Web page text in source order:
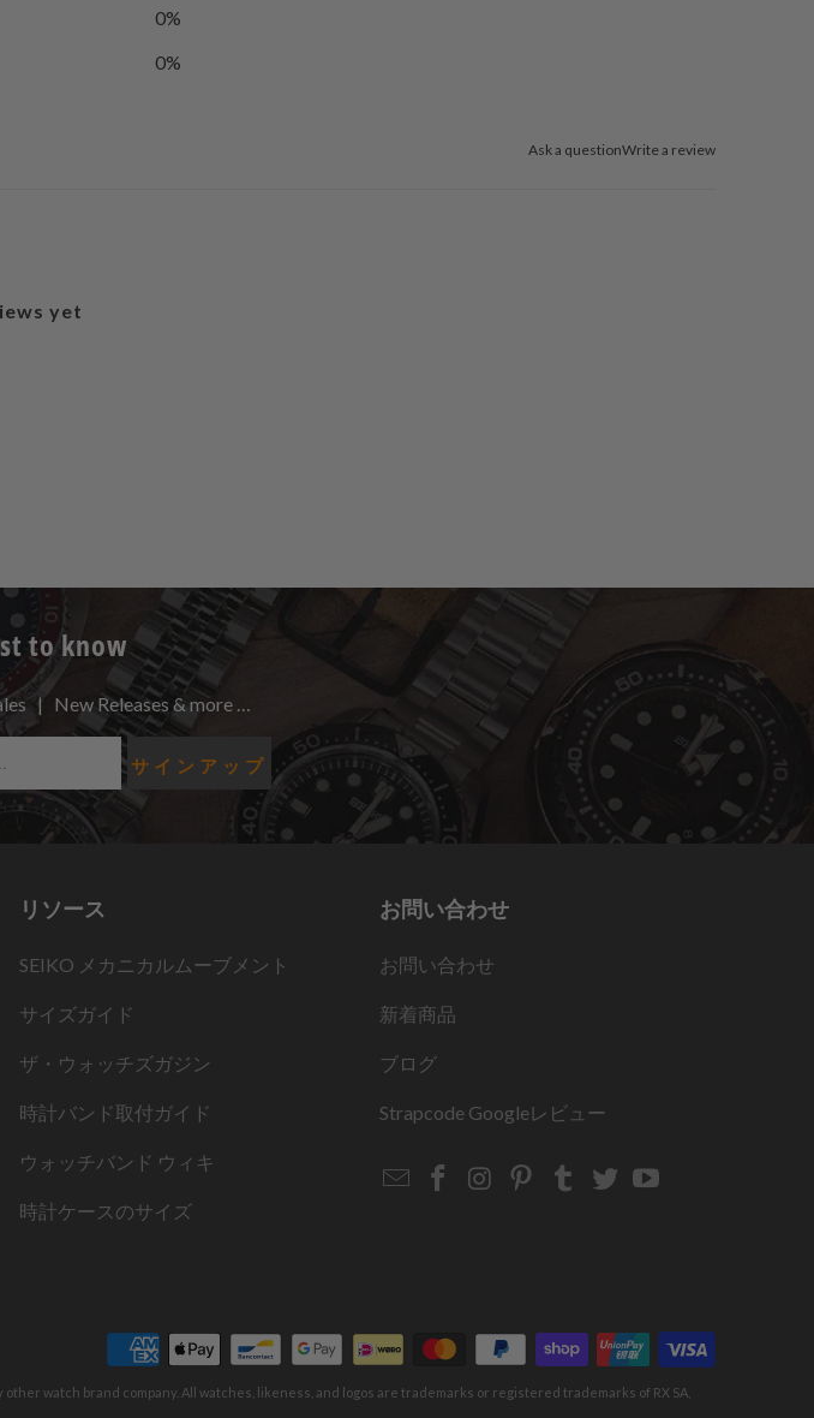
0%
0%
Ask a questionWrite a review
yet
to know
| New Releases & more …
リソース
SEIKO メカニカルムーブメント
サイズガイド
ザ・ウォッチズガジン
時計バンド取付ガイド
ウォッチバンド ウィキ
時計ケースのサイズ
お問い合わせ
お問い合わせ
新着商品
ブログ
Strapcode Googleレビュー
EmailStrapcode
Strapcode
Strapcode
Strapcode
Strapcode
watch brand company. All watches, likeness, and logos are trademarks or registered trademarks of RX SA,